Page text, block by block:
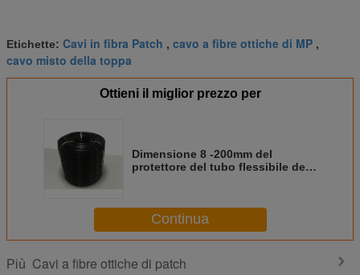
Etichette: Cavi in fibra Patch , cavo a fibre ottiche di MP ,
cavo misto della toppa
Ottieni il miglior prezzo per
Dimensione 8 -200mm del
protettore del tubo flessibile del
del cavo dell'involucro di plastica
Continua
Più Cavi a fibre ottiche di patch